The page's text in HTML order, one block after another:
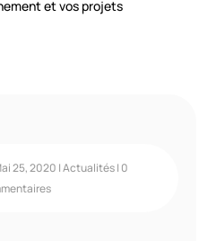
et vos projets
25, 2020 |Actualités| 0